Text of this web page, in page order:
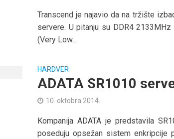
Transcend je najavio da na tržište
servere. U pitanju su DDR4
(Very Low...
HARDVER
ADATA SR1010
10. oktobra 2014.
Kompanija ADATA je predstavila
poseduju opsežan sistem enkripcije